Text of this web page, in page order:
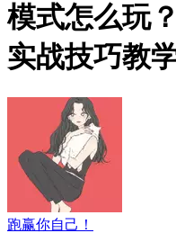
模式怎么玩
实战技巧教
跑赢你自己！